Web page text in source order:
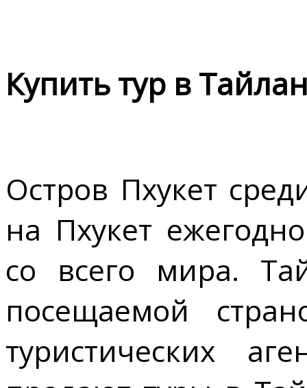
Купить тур в
Остров Пхукет
на Пхукет
со всего мира.
посещаемой
туристических